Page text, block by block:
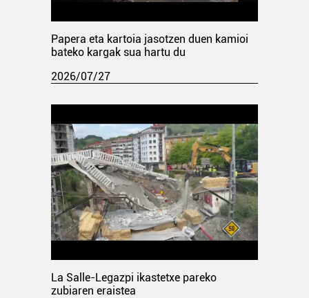
Papera eta kartoia jasotzen duen kamioi
bateko kargak sua hartu du
2026/07/27
La Salle-Legazpi ikastetxe pareko
zubiaren eraistea